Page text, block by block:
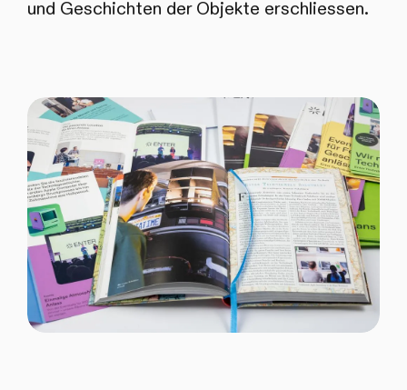
und Geschichten der Objekte erschliessen.